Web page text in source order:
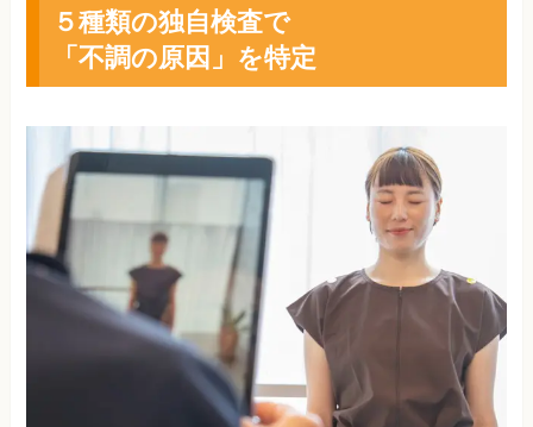
５種類の独自検査で
「不調の原因」を特定